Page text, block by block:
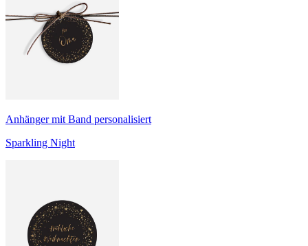
Anhänger mit Band personalisiert
Sparkling Night